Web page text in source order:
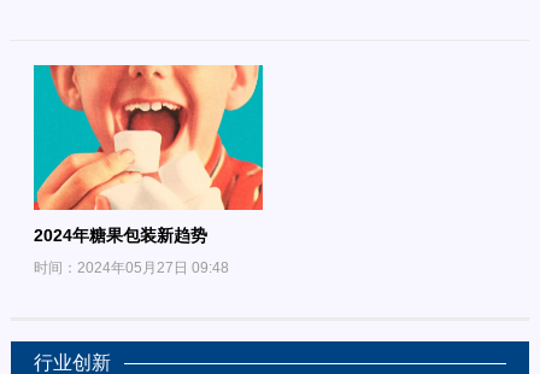
2024年糖果包装新趋势
时间：2024年05月27日 09:48
行业创新